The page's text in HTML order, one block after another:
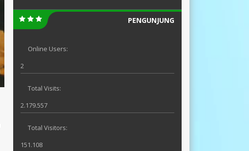
PENGUNJUNG
Online Users:
2
Total Visits:
2.179.557
Total Visitors:
151.108